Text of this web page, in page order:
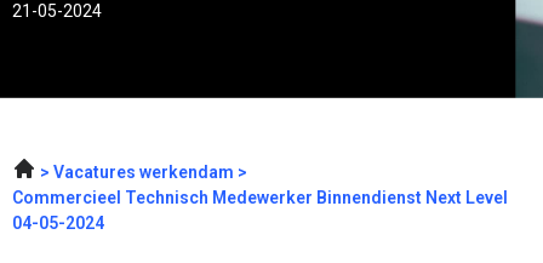
21-05-2024
Vacatures werkendam
Commercieel Technisch Medewerker Binnendienst Next Level
04-05-2024